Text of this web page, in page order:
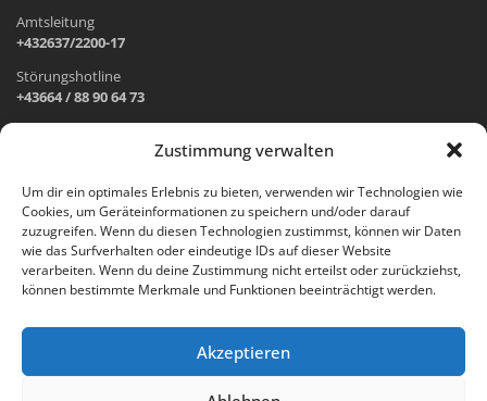
Zustimmung verwalten
Um dir ein optimales Erlebnis zu bieten, verwenden wir Technologien wie
Cookies, um Geräteinformationen zu speichern und/oder darauf
zuzugreifen. Wenn du diesen Technologien zustimmst, können wir Daten
wie das Surfverhalten oder eindeutige IDs auf dieser Website
verarbeiten. Wenn du deine Zustimmung nicht erteilst oder zurückziehst,
können bestimmte Merkmale und Funktionen beeinträchtigt werden.
Akzeptieren
Amtsleitung
+432637/2200-17
Störungshotline
+43664 / 88 90 64 73
Wr. Neustädter Straße 1
2733 Grünbach am Schneeberg
Öffnungszeiten Gemeindeamt:
Montag: 8.00 – 12.00 Uhr und 14.00 – 18.00 Uhr
Freitag: 8.00 – 12.00 Uhr
Email: